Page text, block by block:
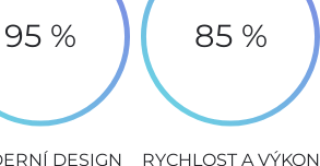
95 %
DESIGN
85 %
RYCHLOST A VÝKON